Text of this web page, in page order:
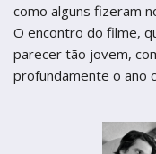
como alguns fizeram
O encontro do filme,
parecer tão jovem,
profundamente o ano